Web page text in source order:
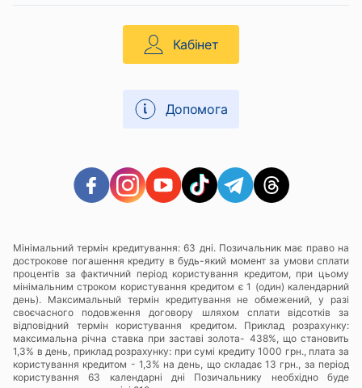
Кабінет
Допомога
Мінімальний термін кредитування: 63 дні. Позичальник має право на
дострокове погашення кредиту в будь-який момент за умови сплати
процентів за фактичний період користування кредитом, при цьому
мінімальним строком користування кредитом є 1 (один) календарний
день). Максимальный термін кредитування не обмежений, у разі
своєчасного подовження договору шляхом сплати відсотків за
відповідний термін користування кредитом. Приклад розрахунку:
максимальна річна ставка при заставі золота- 438%, що становить
1,3% в день, приклад розрахунку: при сумі кредиту 1000 грн., плата за
користування кредитом - 1,3% на день, що складає 13 грн., за період
користування 63 календарні дні Позичальнику необхідно буде